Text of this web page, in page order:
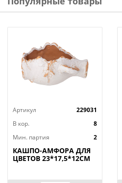
Артикул
229031
В кор.
8
Мин. партия
2
КАШПО-АМФОРА ДЛЯ
ЦВЕТОВ 23*17,5*12СМ